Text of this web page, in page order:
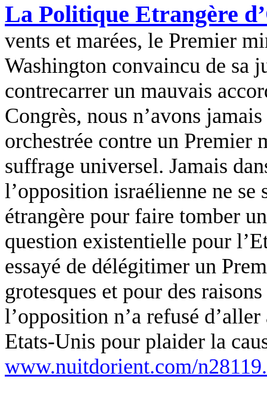
La Politique Etrangère
vents et marées, le Premier
Washington convaincu de sa
contrecarrer un mauvais
Congrès, nous n’avons
orchestrée contre un Premier
suffrage universel. Jamais
l’opposition israélienne ne se
étrangère pour faire tomber
question existentielle pour
essayé de délégitimer un
grotesques et pour des
l’opposition n’a refusé
Etats-Unis pour plaider la
www.nuitdorient.com/